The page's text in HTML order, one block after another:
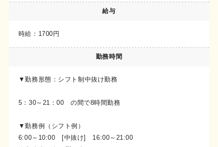
給与
時給：1700円
勤務時間
▼勤務形態：シフト制中抜け勤務
5：30～21：00 の間で8時間勤務
▼勤務例（シフト例）
6:00～10:00 [中抜け] 16:00～21:00